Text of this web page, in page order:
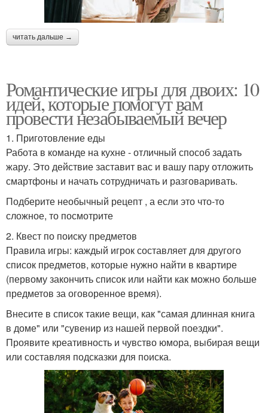
читать дальше →
Романтические игры для двоих: 10
идей, которые помогут вам
провести незабываемый вечер
1. Приготовление еды
Работа в команде на кухне - отличный способ задать
жару. Это действие заставит вас и вашу пару отложить
смартфоны и начать сотрудничать и разговаривать.
Подберите необычный рецепт , а если это что-то
сложное, то посмотрите
2. Квест по поиску предметов
Правила игры: каждый игрок составляет для другого
список предметов, которые нужно найти в квартире
(первому закончить список или найти как можно больше
предметов за оговоренное время).
Внесите в список такие вещи, как "самая длинная книга
в доме" или "сувенир из нашей первой поездки".
Проявите креативность и чувство юмора, выбирая вещи
или составляя подсказки для поиска.